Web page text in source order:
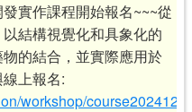
實作課程開始報名~~~從
結構視覺化和具象化的
的結合，並實際應用於
上報名:
workshop/